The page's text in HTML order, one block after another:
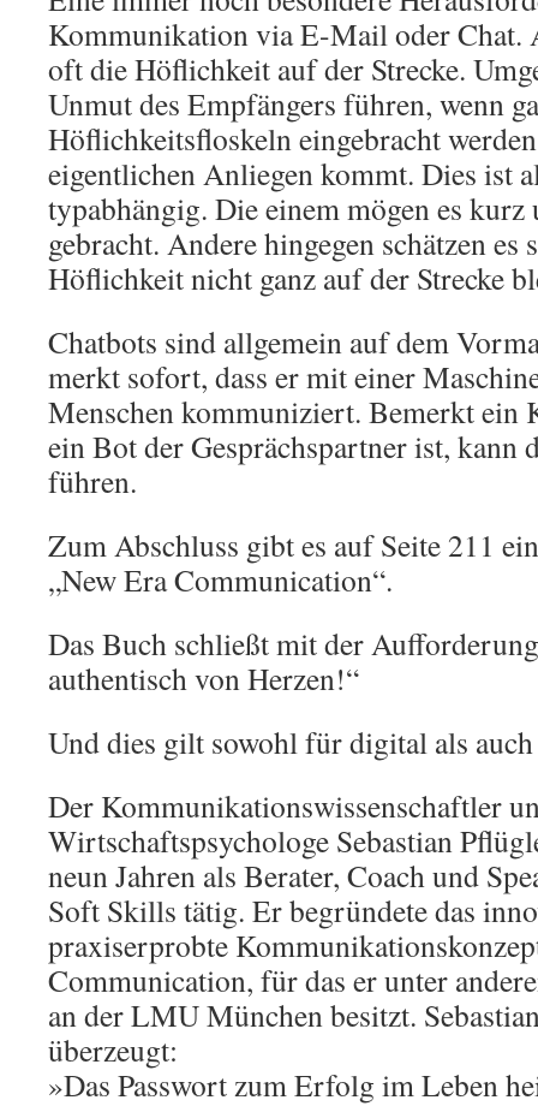
Kommunikation via E-Mail oder Chat.
oft die Höflichkeit auf der Strecke.
Unmut des Empfängers führen, wenn
Höflichkeitsfloskeln eingebracht
eigentlichen Anliegen kommt. Dies ist
typabhängig. Die einem mögen es
gebracht. Andere hingegen schätzen es
Höflichkeit nicht ganz auf der Strecke
Chatbots sind allgemein auf dem
merkt sofort, dass er mit einer
Menschen kommuniziert. Bemerkt ein
ein Bot der Gesprächspartner ist, kann
führen.
Zum Abschluss gibt es auf Seite 211
„New Era Communication“.
Das Buch schließt mit der
authentisch von Herzen!“
Und dies gilt sowohl für digital als
Der Kommunikationswissenschaftler
Wirtschaftspsychologe Sebastian
neun Jahren als Berater, Coach und
Soft Skills tätig. Er begründete das
praxiserprobte
Communication, für das er unter
an der LMU München besitzt.
überzeugt:
»Das Passwort zum Erfolg im Leben